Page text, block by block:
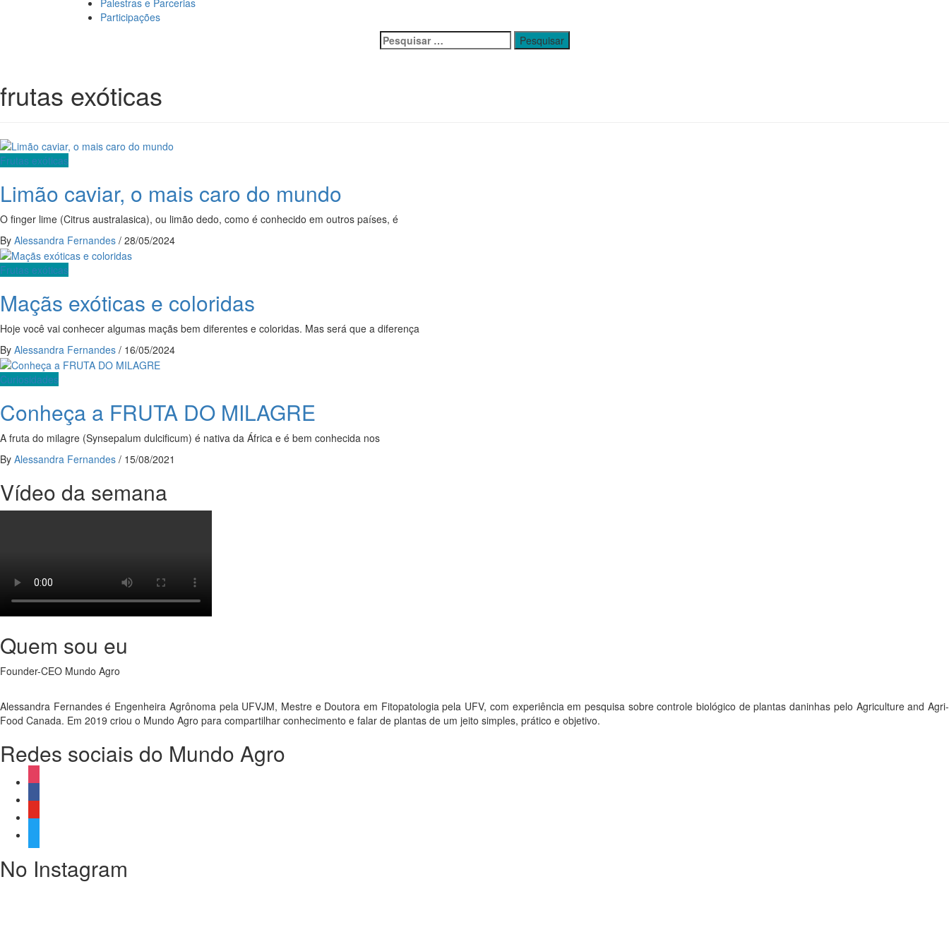
Palestras e Parcerias
Participações
Pesquisar
por:
frutas exóticas
Frutas exóticas
Limão caviar, o mais caro do mundo
O finger lime (Citrus australasica), ou limão dedo, como é conhecido em outros países, é
By Alessandra Fernandes / 28/05/2024
Frutas exóticas
Maçãs exóticas e coloridas
Hoje você vai conhecer algumas maçãs bem diferentes e coloridas. Mas será que a diferença
By Alessandra Fernandes / 16/05/2024
Curiosidades
Conheça a FRUTA DO MILAGRE
A fruta do milagre (Synsepalum dulcificum) é nativa da África e é bem conhecida nos
By Alessandra Fernandes / 15/08/2021
Vídeo da semana
Quem sou eu
Founder-CEO Mundo Agro
Alessandra Fernandes é Engenheira Agrônoma pela UFVJM, Mestre e Doutora em Fitopatologia pela UFV, com experiência em pesquisa sobre controle biológico de plantas daninhas pelo Agriculture and Agri-
Food Canada. Em 2019 criou o Mundo Agro para compartilhar conhecimento e falar de plantas de um jeito simples, prático e objetivo.
Redes sociais do Mundo Agro
No Instagram